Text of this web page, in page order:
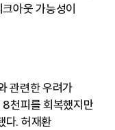
아웃 가능성이
관련한 우려가
8천피를 회복했지만
다. 허재환